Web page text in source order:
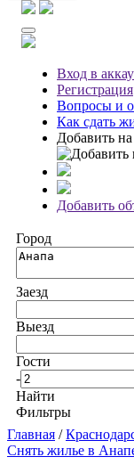
Вход в
Регистрация
Вопросы и
Как сдать
Добавить
Добавить
Город
Заезд
Выезд
Гости
-
Найти
Фильтры
Главная /
Снять жилье в